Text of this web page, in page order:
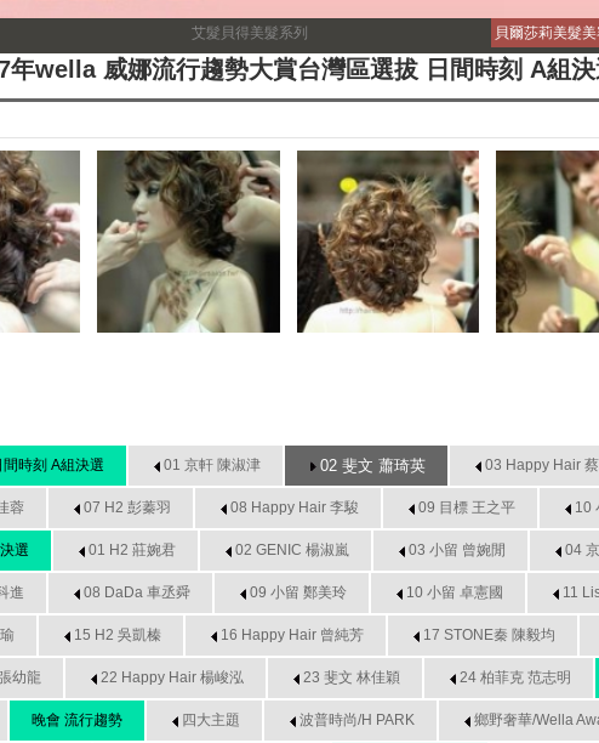
艾髮貝得美髮系列 貝爾莎莉美髮
年wella 威娜流行趨勢大賞台灣區選拔 日間時刻 A組
間時刻 A組決選 01 京軒 陳淑津 02 斐文 蕭琦英 03 Happy Hair
蓉 07 H2 彭蓁羽 08 Happy Hair 李駿 09 目標 王之平 10
選 01 H2 莊婉君 02 GENIC 楊淑嵐 03 小留 曾婉閒 04
進 08 DaDa 車丞舜 09 小留 鄭美玲 10 小留 卓憲國 11
15 H2 吳凱榛 16 Happy Hair 曾純芳 17 STONE秦 陳毅均
幼龍 22 Happy Hair 楊峻泓 23 斐文 林佳穎 24 柏菲克 范志明
晚會 流行趨勢 四大主題 波普時尚/H PARK 鄉野奢華/Wella